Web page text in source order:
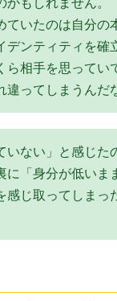
かもしれません。
ていたのは自分の
デンティティを確
ら相手を思ってい
違ってしまうんだ
いない」と感じた
に「身分が低いま
感じ取ってしまっ